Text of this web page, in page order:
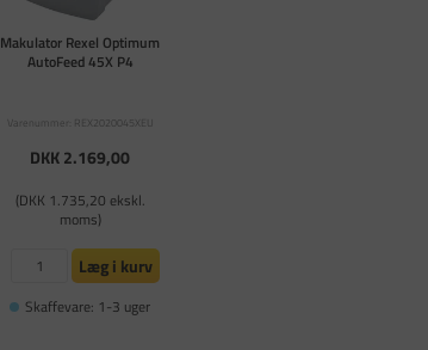
Makulator Rexel Optimum
AutoFeed 45X P4
Varenummer: REX2020045XEU
DKK 2.169,00
(DKK 1.735,20 ekskl.
moms)
Læg i kurv
Skaffevare: 1-3 uger